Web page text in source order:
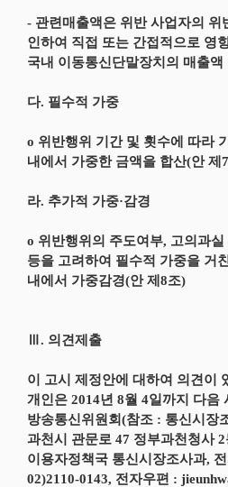
- 관련매출액은 위반 사업자의 위
인하여 직접 또는 간접적으로 영
국내 이동통신단말장치의 매출
다. 필수적 가중
o 위반행위 기간 및 횟수에 따라
내에서 가중한 금액을 합산(안 제
라. 추가적 가중·감경
o 위반행위의 주도여부, 고의과
등을 고려하여 필수적 가중을 거
내에서 가중감경(안 제8조)
Ⅲ. 의견제출
이 고시 제정안에 대하여 의견이
개인은 2014년 8월 4일까지 다음
방송통신위원회(참조 : 통신시장
과천시 관문로 47 정부과천청사
이용자정책국 통신시장조사과,
02)2110-0143, 전자우편 :